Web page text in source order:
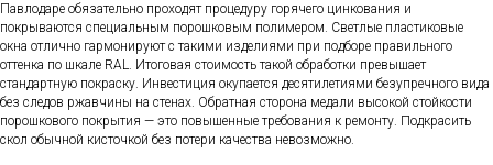
Павлодаре обязательно проходят процедуру горячего цинкования и
покрываются специальным порошковым полимером. Светлые пластиковые
окна отлично гармонируют с такими изделиями при подборе правильного
оттенка по шкале RAL. Итоговая стоимость такой обработки превышает
стандартную покраску. Инвестиция окупается десятилетиями безупречного вида
без следов ржавчины на стенах. Обратная сторона медали высокой стойкости
порошкового покрытия — это повышенные требования к ремонту. Подкрасить
скол обычной кисточкой без потери качества невозможно.